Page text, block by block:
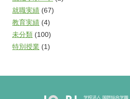
就職実績 (67)
教育実績 (4)
未分類 (100)
特別授業 (1)